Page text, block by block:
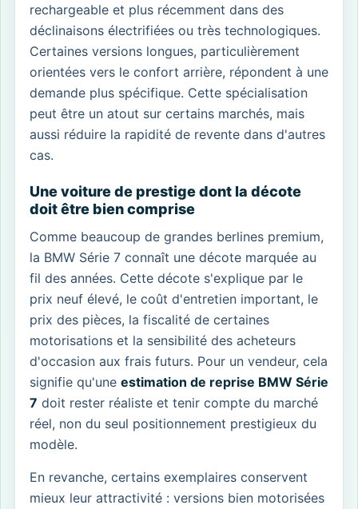
rechargeable et plus récemment dans des
déclinaisons électrifiées ou très technologiques.
Certaines versions longues, particulièrement
orientées vers le confort arrière, répondent à une
demande plus spécifique. Cette spécialisation
peut être un atout sur certains marchés, mais
aussi réduire la rapidité de revente dans d'autres
cas.
Une voiture de prestige dont la décote
doit être bien comprise
Comme beaucoup de grandes berlines premium,
la BMW Série 7 connaît une décote marquée au
fil des années. Cette décote s'explique par le
prix neuf élevé, le coût d'entretien important, le
prix des pièces, la fiscalité de certaines
motorisations et la sensibilité des acheteurs
d'occasion aux frais futurs. Pour un vendeur, cela
signifie qu'une estimation de reprise BMW Série
7 doit rester réaliste et tenir compte du marché
réel, non du seul positionnement prestigieux du
modèle.
En revanche, certains exemplaires conservent
mieux leur attractivité : versions bien motorisées